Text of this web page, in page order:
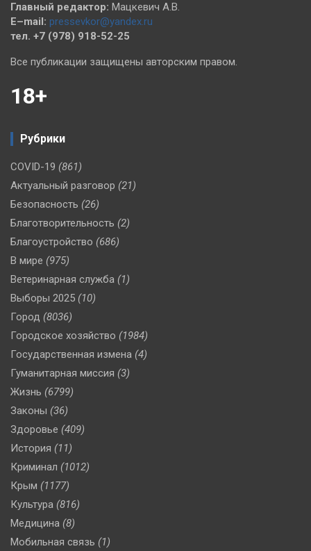
Главный редактор: Мацкевич А.В.
E–mail: pressevkor@yandex.ru
тел. +7 (978) 918-52-25
Все публикации защищены авторским правом.
18+
Рубрики
COVID-19 (861)
Актуальный разговор (21)
Безопасность (26)
Благотворительность (2)
Благоустройство (686)
В мире (975)
Ветеринарная служба (1)
Выборы 2025 (10)
Город (8036)
Городское хозяйство (1984)
Государственная измена (4)
Гуманитарная миссия (3)
Жизнь (6799)
Законы (36)
Здоровье (409)
История (11)
Криминал (1012)
Крым (1177)
Культура (816)
Медицина (8)
Мобильная связь (1)